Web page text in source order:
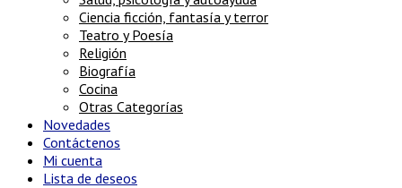
Ciencia ficción, fantasía y terror
Teatro y Poesía
Religión
Biografía
Cocina
Otras Categorías
Novedades
Contáctenos
Mi cuenta
Lista de deseos